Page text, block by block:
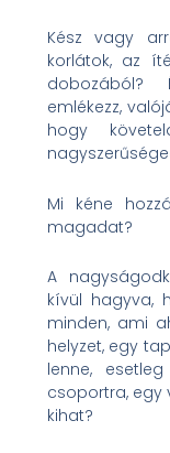
Kész vagy
korlátok, az
emlékezz,
hogy
Mi kéne
magadat?
A
kívül hagyva,
minden, ami
helyzet, egy
lenne,
csoportra, egy
kihat?